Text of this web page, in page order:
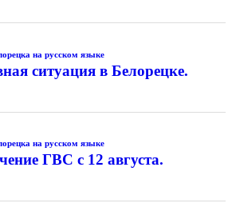
на русском языке
ситуация в Белорецке.
на русском языке
ГВС с 12 августа.